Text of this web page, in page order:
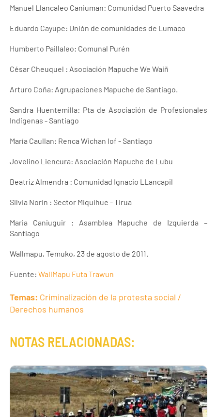
Manuel Llancaleo Caniuman: Comunidad Puerto Saavedra
Eduardo Cayupe: Unión de comunidades de Lumaco
Humberto Paillaleo: Comunal Purén
César Cheuquel : Asociación Mapuche We Waiñ
Arturo Coña: Agrupaciones Mapuche de Santiago.
Sandra Huentemilla: Pta de Asociación de Profesionales
Indígenas - Santiago
María Caullan: Renca Wichan lof - Santiago
Jovelino Liencura: Asociación Mapuche de Lubu
Beatriz Almendra : Comunidad Ignacio LLancapil
Silvia Norin : Sector Miquihue - Tirua
Maria Caniuguir : Asamblea Mapuche de Izquierda –
Santiago
Wallmapu, Temuko, 23 de agosto de 2011.
Fuente: WallMapu Futa Trawun
Temas: Criminalización de la protesta social /
Derechos humanos
NOTAS RELACIONADAS: